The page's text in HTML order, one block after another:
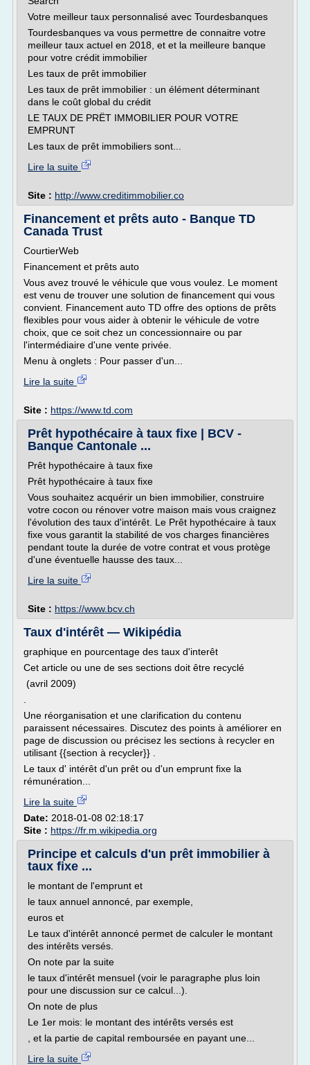
Votre meilleur taux personnalisé avec Tourdesbanques
Tourdesbanques va vous permettre de connaitre votre
meilleur taux actuel en 2018, et et la meilleure banque
pour votre crédit immobilier
Les taux de prêt immobilier
Les taux de prêt immobilier : un élément déterminant
dans le coût global du crédit
LE TAUX DE PRËT IMMOBILIER POUR VOTRE
EMPRUNT
Les taux de prêt immobiliers sont...
Lire la suite
Site : http://www.creditimmobilier.co
Financement et prêts auto - Banque TD
Canada Trust
CourtierWeb
Financement et prêts auto
Vous avez trouvé le véhicule que vous voulez. Le moment
est venu de trouver une solution de financement qui vous
convient. Financement auto TD offre des options de prêts
flexibles pour vous aider à obtenir le véhicule de votre
choix, que ce soit chez un concessionnaire ou par
l'intermédiaire d'une vente privée.
Menu à onglets : Pour passer d'un...
Lire la suite
Site : https://www.td.com
Prêt hypothécaire à taux fixe | BCV -
Banque Cantonale ...
Prêt hypothécaire à taux fixe
Prêt hypothécaire à taux fixe
Vous souhaitez acquérir un bien immobilier, construire
votre cocon ou rénover votre maison mais vous craignez
l'évolution des taux d'intérêt. Le Prêt hypothécaire à taux
fixe vous garantit la stabilité de vos charges financières
pendant toute la durée de votre contrat et vous protège
d'une éventuelle hausse des taux...
Lire la suite
Site : https://www.bcv.ch
Taux d'intérêt — Wikipédia
graphique en pourcentage des taux d'interêt
Cet article ou une de ses sections doit être recyclé
(avril 2009)
Une réorganisation et une clarification du contenu
paraissent nécessaires. Discutez des points à améliorer en
page de discussion ou précisez les sections à recycler en
utilisant {{section à recycler}} .
Le taux d' intérêt d'un prêt ou d'un emprunt fixe la
rémunération...
Lire la suite
Date: 2018-01-08 02:18:17
Site : https://fr.m.wikipedia.org
Principe et calculs d'un prêt immobilier à
taux fixe ...
le montant de l'emprunt et
le taux annuel annoncé, par exemple,
euros et
Le taux d'intérêt annoncé permet de calculer le montant
des intérêts versés.
On note par la suite
le taux d'intérêt mensuel (voir le paragraphe plus loin
pour une discussion sur ce calcul...).
On note de plus
Le 1er mois: le montant des intérêts versés est
, et la partie de capital remboursée en payant une...
Lire la suite